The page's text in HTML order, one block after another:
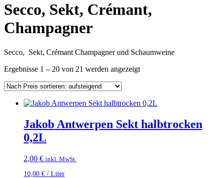
Secco, Sekt, Crémant,
Champagner
Secco, Sekt, Crémant Champagner und Schaumweine
Ergebnisse 1 – 20 von 21 werden angezeigtNach
Jakob Antwerpen Sekt halbtrocken
0,2L
2,00 € inkl. MwSt.
10,00 € / Liter